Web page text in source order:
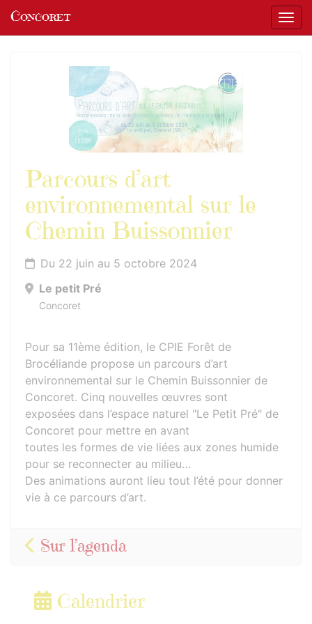
Concoret
Parcours d’art
environnemental sur le
Chemin Buissonnier
Du 22 juin au 5 octobre 2024
Le petit Pré
Concoret
Pour sa 11ème édition, le CPIE Forêt de
Brocéliande propose un parcours d’art
environnemental sur le Chemin Buissonnier de
Concoret. Cinq nouvelles œuvres sont
exposées dans l’espace naturel "Le Petit Pré" de
Concoret pour mettre en avant
toutes les formes de vie liées aux zones humide
pour se reconnecter au milieu…
Des animations auront lieu tout l’été pour donner
vie à ce parcours d’art.
Sur l’agenda
Calendrier
Panneau de gestion des cookies